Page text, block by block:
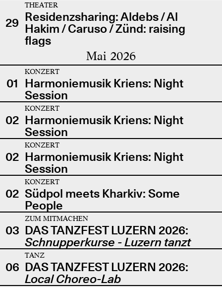
29
THEATER
Residenzsharing: Aldebs / Al
Hakim / Caruso / Zünd: raising
flags
Mai 2026
01
KONZERT
Harmoniemusik Kriens: Night
Session
02
KONZERT
Harmoniemusik Kriens: Night
Session
02
KONZERT
Harmoniemusik Kriens: Night
Session
02
KONZERT
Südpol meets Kharkiv: Some
People
03
ZUM MITMACHEN
DAS TANZFEST LUZERN 2026:
Schnupperkurse - Luzern tanzt
06
TANZ
DAS TANZFEST LUZERN 2026:
Local Choreo-Lab